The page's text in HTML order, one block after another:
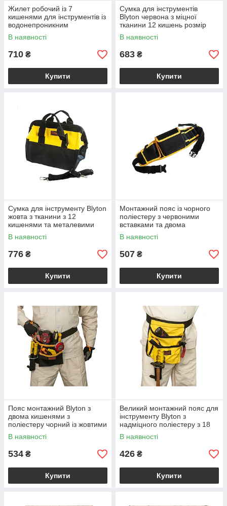
Жилет робочий із 7
кишенями для інструментів із
водонепроникним
матеріалом і регульованим
дизайном синій One Size
В наявності
710 ₴
Купити
Сумка для інструментів
Blyton червона з міцної
тканини 12 кишень розмір
300х260х250 мм для
зберігання й перенесення
В наявності
683 ₴
Купити
Сумка для інструменту Blyton
жовта з тканини з 12
кишенями та металевими
замками розмір 380х300х250
мм
В наявності
776 ₴
Купити
Монтажний пояс із чорного
поліестеру з червоними
вставками та двома
кишенями для майстрів
різних професій
В наявності
507 ₴
Купити
Пояс монтажний Blyton з
двома кишенями з
поліестеру чорний із жовтими
вставками для інструментів
В наявності
534 ₴
Купити
Великий монтажний пояс для
інструменту Blyton з
надміцного поліестеру з 18
кишенями жовтого кольору
В наявності
426 ₴
Купити